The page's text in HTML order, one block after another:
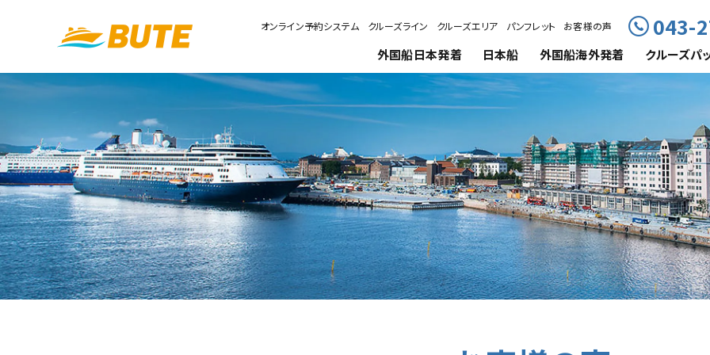
外国船日本発着 日本船 外国船海外発着 クルーズパ
オンライン予約システム クルーズライン クルーズエリア パンフレット お客様の声 043-